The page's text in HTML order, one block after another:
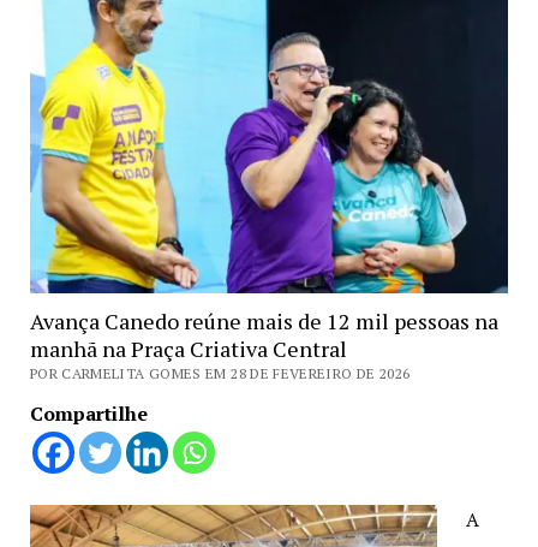
Avança Canedo reúne mais de 12 mil pessoas na
manhã na Praça Criativa Central
POR CARMELITA GOMES EM 28 DE FEVEREIRO DE 2026
Compartilhe
A